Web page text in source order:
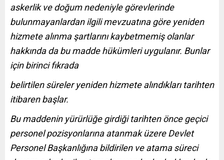
askerlik ve doğum nedeniyle görevlerinde
bulunmayanlardan ilgili mevzuatına göre yeniden
hizmete alınma şartlarını kaybetmemiş olanlar
hakkında da bu madde hükümleri uygulanır. Bunlar
için birinci fıkrada
belirtilen süreler yeniden hizmete alındıkları tarihten
itibaren başlar.
Bu maddenin yürürlüğe girdiği tarihten önce geçici
personel pozisyonlarına atanmak üzere Devlet
Personel Başkanlığına bildirilen ve atama süreci